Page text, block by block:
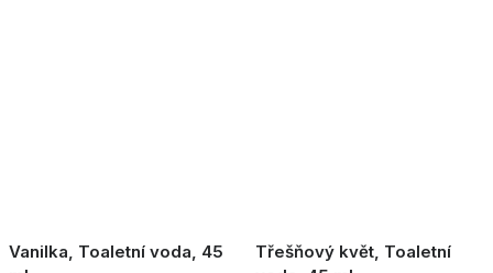
Vanilka, Toaletní voda, 45
Třešňový květ, Toaletní